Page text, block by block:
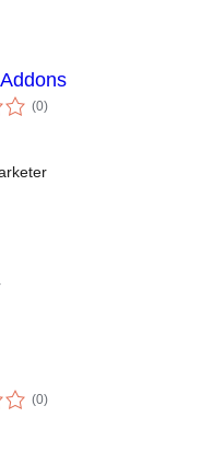
(0totale
bedømmelser
)
(0totale
bedømmelser
)